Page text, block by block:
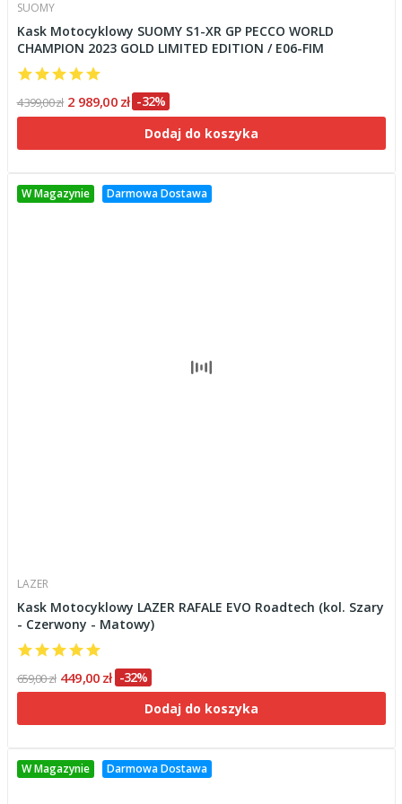
SUOMY
Kask Motocyklowy SUOMY S1-XR GP PECCO WORLD
CHAMPION 2023 GOLD LIMITED EDITION / E06-FIM
4 399,00 zł 2 989,00 zł -32%
Dodaj do koszyka
W Magazynie Darmowa Dostawa
LAZER
Kask Motocyklowy LAZER RAFALE EVO Roadtech (kol. Szary
- Czerwony - Matowy)
659,00 zł 449,00 zł -32%
Dodaj do koszyka
W Magazynie Darmowa Dostawa